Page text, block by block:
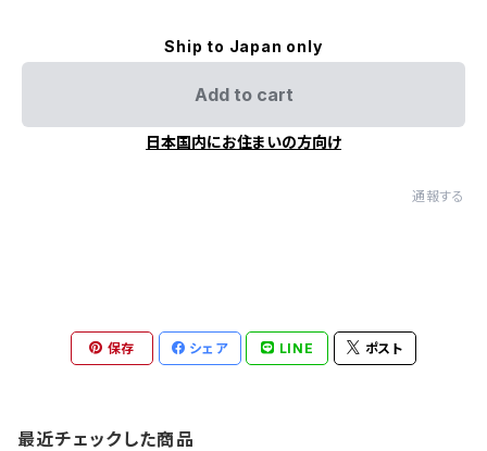
Ship to Japan only
Add to cart
日本国内にお住まいの方向け
通報する
保存 シェア LINE ポスト
最近チェックした商品